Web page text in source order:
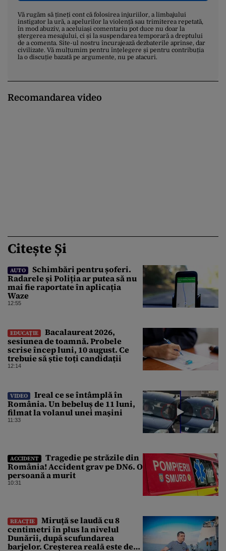
Vă rugăm să țineți cont că folosirea injuriilor, a limbajului
instigator la ură, a apelurilor la violență sau trimiterea repetată,
în mod abuziv, a aceluiași comentariu pot duce nu doar la
ștergerea mesajului, ci și la suspendarea temporară a dreptului
de a comenta. Site-ul nostru încurajează dezbaterile aprinse, dar
civilizate. Vă mulțumim pentru înțelegere și pentru contribuția
la o discuție bazată pe argumente, nu pe atacuri.
Recomandarea video
Citește Și
AUTO
Schimbări pentru șoferi.
Radarele și Poliția ar putea să nu
mai fie raportate în aplicația
Waze
12:55
EDUCAȚIE
Bacalaureat 2026,
sesiunea de toamnă. Probele
scrise încep luni, 10 august. Ce
trebuie să știe toți candidații
12:14
VIDEO
Ireal ce se întâmplă în
România. Un bebeluș de 11 luni,
filmat la volanul unei mașini
11:33
ACCIDENT
Tragedie pe străzile din
România! Accident grav pe DN6. O
persoană a murit
10:31
REACȚIE
Miruță se laudă cu 8
centimetri în plus la nivelul
Dunării, după scufundarea
barjelor. Creșterea realā este de